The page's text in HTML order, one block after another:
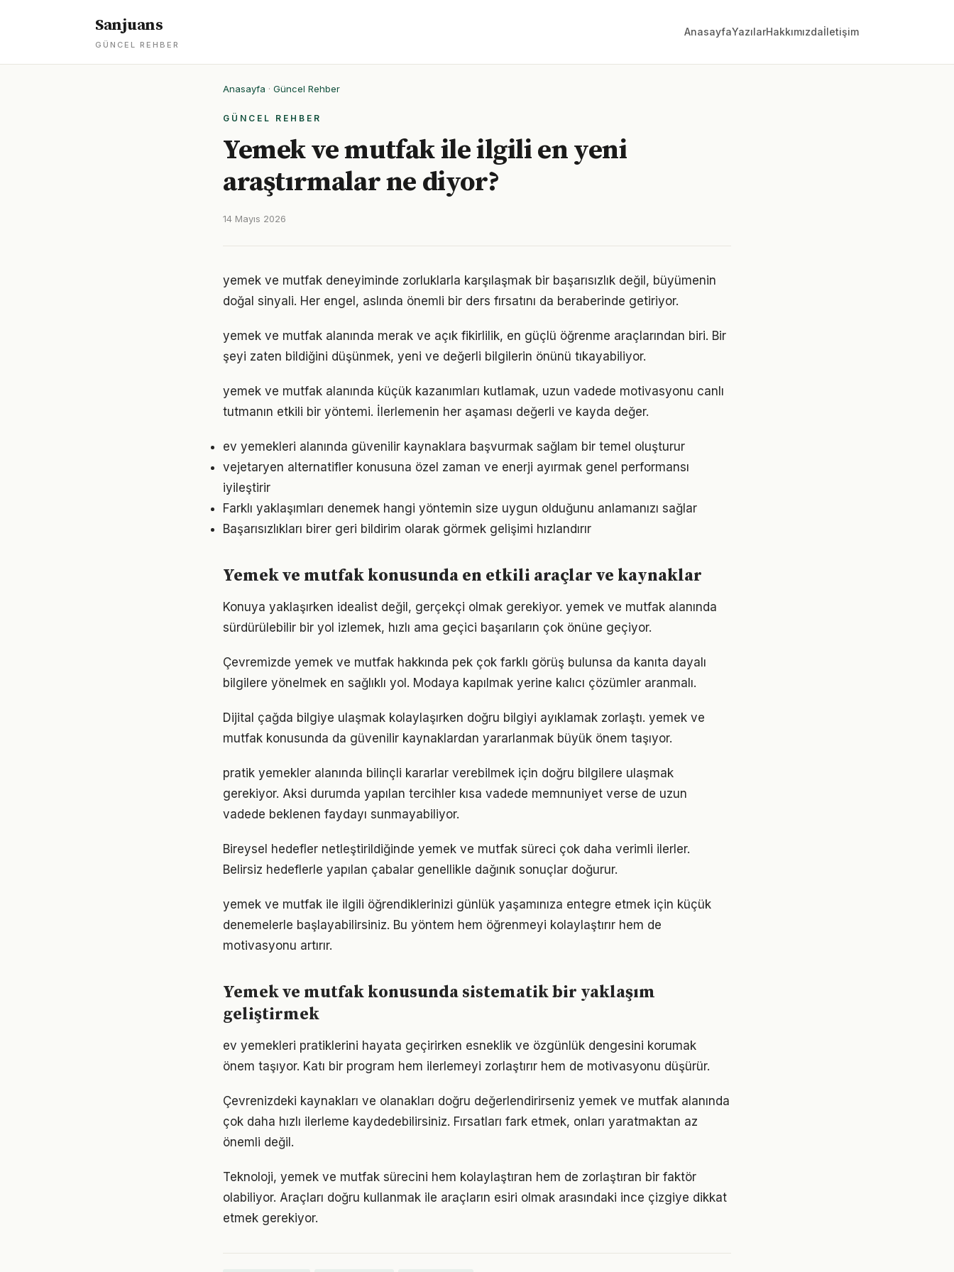
Sanjuans
GÜNCEL REHBER
AnasayfaYazılarHakkımızdaİletişim
Anasayfa · Güncel Rehber
GÜNCEL REHBER
Yemek ve mutfak ile ilgili en yeni
araştırmalar ne diyor?
14 Mayıs 2026
yemek ve mutfak deneyiminde zorluklarla karşılaşmak bir başarısızlık değil, büyümenin
doğal sinyali. Her engel, aslında önemli bir ders fırsatını da beraberinde getiriyor.
yemek ve mutfak alanında merak ve açık fikirlilik, en güçlü öğrenme araçlarından biri. Bir
şeyi zaten bildiğini düşünmek, yeni ve değerli bilgilerin önünü tıkayabiliyor.
yemek ve mutfak alanında küçük kazanımları kutlamak, uzun vadede motivasyonu canlı
tutmanın etkili bir yöntemi. İlerlemenin her aşaması değerli ve kayda değer.
ev yemekleri alanında güvenilir kaynaklara başvurmak sağlam bir temel oluşturur
vejetaryen alternatifler konusuna özel zaman ve enerji ayırmak genel performansı
iyileştirir
Farklı yaklaşımları denemek hangi yöntemin size uygun olduğunu anlamanızı sağlar
Başarısızlıkları birer geri bildirim olarak görmek gelişimi hızlandırır
Yemek ve mutfak konusunda en etkili araçlar ve kaynaklar
Konuya yaklaşırken idealist değil, gerçekçi olmak gerekiyor. yemek ve mutfak alanında
sürdürülebilir bir yol izlemek, hızlı ama geçici başarıların çok önüne geçiyor.
Çevremizde yemek ve mutfak hakkında pek çok farklı görüş bulunsa da kanıta dayalı
bilgilere yönelmek en sağlıklı yol. Modaya kapılmak yerine kalıcı çözümler aranmalı.
Dijital çağda bilgiye ulaşmak kolaylaşırken doğru bilgiyi ayıklamak zorlaştı. yemek ve
mutfak konusunda da güvenilir kaynaklardan yararlanmak büyük önem taşıyor.
pratik yemekler alanında bilinçli kararlar verebilmek için doğru bilgilere ulaşmak
gerekiyor. Aksi durumda yapılan tercihler kısa vadede memnuniyet verse de uzun
vadede beklenen faydayı sunmayabiliyor.
Bireysel hedefler netleştirildiğinde yemek ve mutfak süreci çok daha verimli ilerler.
Belirsiz hedeflerle yapılan çabalar genellikle dağınık sonuçlar doğurur.
yemek ve mutfak ile ilgili öğrendiklerinizi günlük yaşamınıza entegre etmek için küçük
denemelerle başlayabilirsiniz. Bu yöntem hem öğrenmeyi kolaylaştırır hem de
motivasyonu artırır.
Yemek ve mutfak konusunda sistematik bir yaklaşım
geliştirmek
ev yemekleri pratiklerini hayata geçirirken esneklik ve özgünlük dengesini korumak
önem taşıyor. Katı bir program hem ilerlemeyi zorlaştırır hem de motivasyonu düşürür.
Çevrenizdeki kaynakları ve olanakları doğru değerlendirirseniz yemek ve mutfak alanında
çok daha hızlı ilerleme kaydedebilirsiniz. Fırsatları fark etmek, onları yaratmaktan az
önemli değil.
Teknoloji, yemek ve mutfak sürecini hem kolaylaştıran hem de zorlaştıran bir faktör
olabiliyor. Araçları doğru kullanmak ile araçların esiri olmak arasındaki ince çizgiye dikkat
etmek gerekiyor.